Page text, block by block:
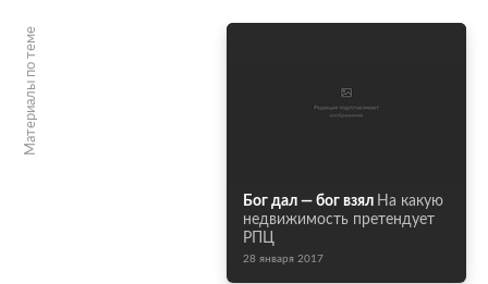
Материалы по теме
Бог дал — бог взял На какую
недвижимость претендует
РПЦ
28 января 2017